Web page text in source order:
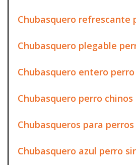
Chubasquero refrescante
Chubasquero plegable
Chubasquero entero perro
Chubasquero perro chinos
Chubasqueros para
Chubasquero azul perro